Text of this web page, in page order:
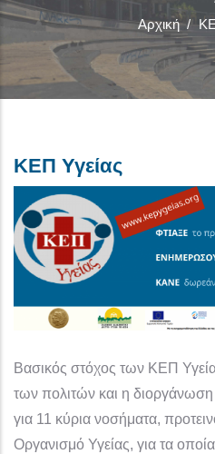
Αρχική /
ΚΕΠ Υγείας
Βασικός στόχος των ΚΕΠ
των πολιτών και η
για 11 κύρια νοσήματα,
Οργανισμό Υγείας, για τα οποία